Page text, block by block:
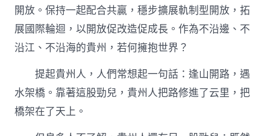
開放。保持一起配合共贏，穩步擴展軌制型開放，拓
展國際輪迴，以開放促改造促成長。作為不沿邊、不
沿江、不沿海的貴州，若何擁抱世界？
提起貴州人，人們常想起一句話：逢山開路，遇
水架橋。靠著這股勁兒，貴州人把路修進了云里，把
橋架在了天上。